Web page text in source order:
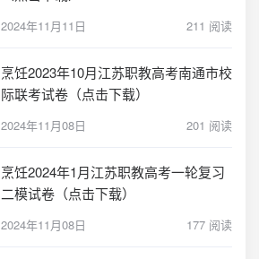
2024年11月11日 211 阅读
烹饪2023年10月江苏职教高考南通市校
际联考试卷（点击下载）
2024年11月08日 201 阅读
烹饪2024年1月江苏职教高考一轮复习
二模试卷（点击下载）
2024年11月08日 177 阅读